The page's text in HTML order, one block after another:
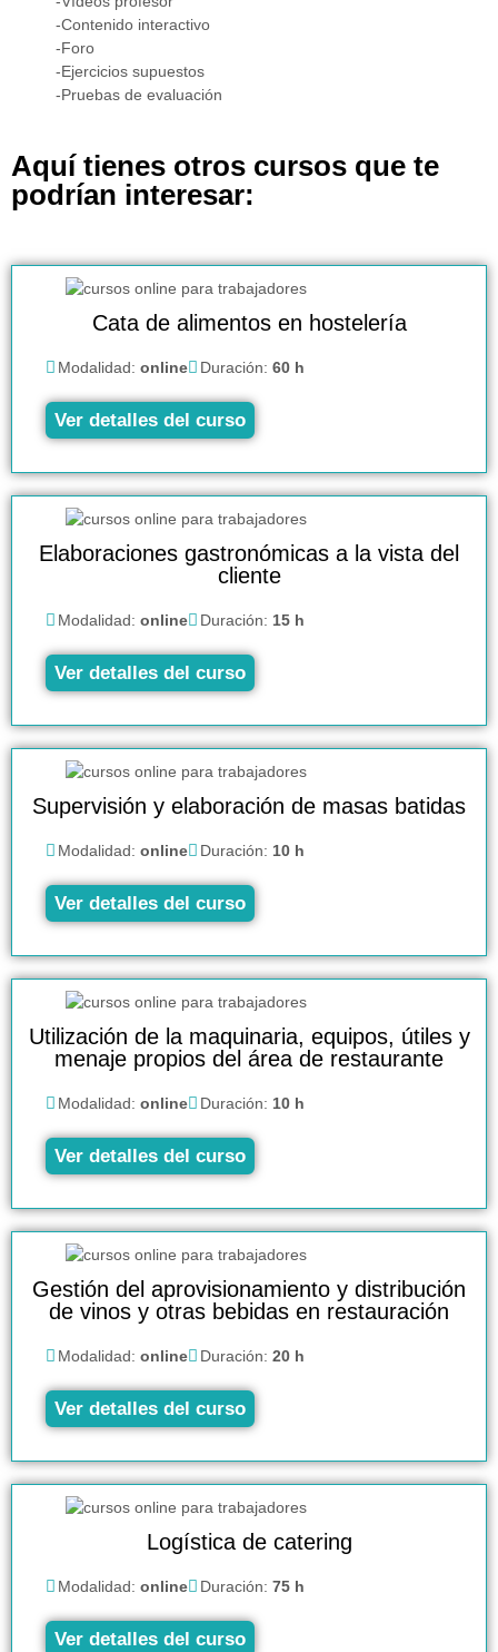
-Contenido interactivo
-Foro
-Ejercicios supuestos
-Pruebas de evaluación
Aquí tienes otros cursos que te
podrían interesar:
Cata de alimentos en hostelería
Modalidad: online Duración: 60 h
Ver detalles del curso
Elaboraciones gastronómicas a la vista del
cliente
Modalidad: online Duración: 15 h
Ver detalles del curso
Supervisión y elaboración de masas batidas
Modalidad: online Duración: 10 h
Ver detalles del curso
Utilización de la maquinaria, equipos, útiles y
menaje propios del área de restaurante
Modalidad: online Duración: 10 h
Ver detalles del curso
Gestión del aprovisionamiento y distribución
de vinos y otras bebidas en restauración
Modalidad: online Duración: 20 h
Ver detalles del curso
Logística de catering
Modalidad: online Duración: 75 h
Ver detalles del curso